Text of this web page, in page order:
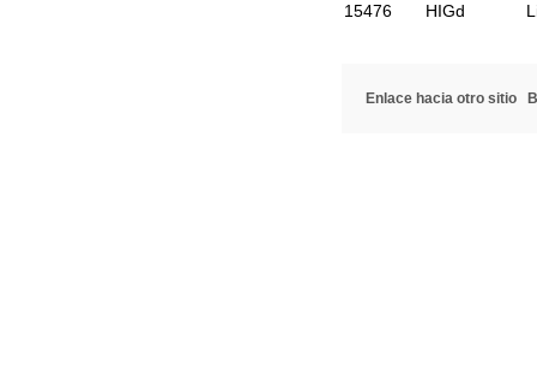
15476
HIGd
Enlace hacia otro sitio